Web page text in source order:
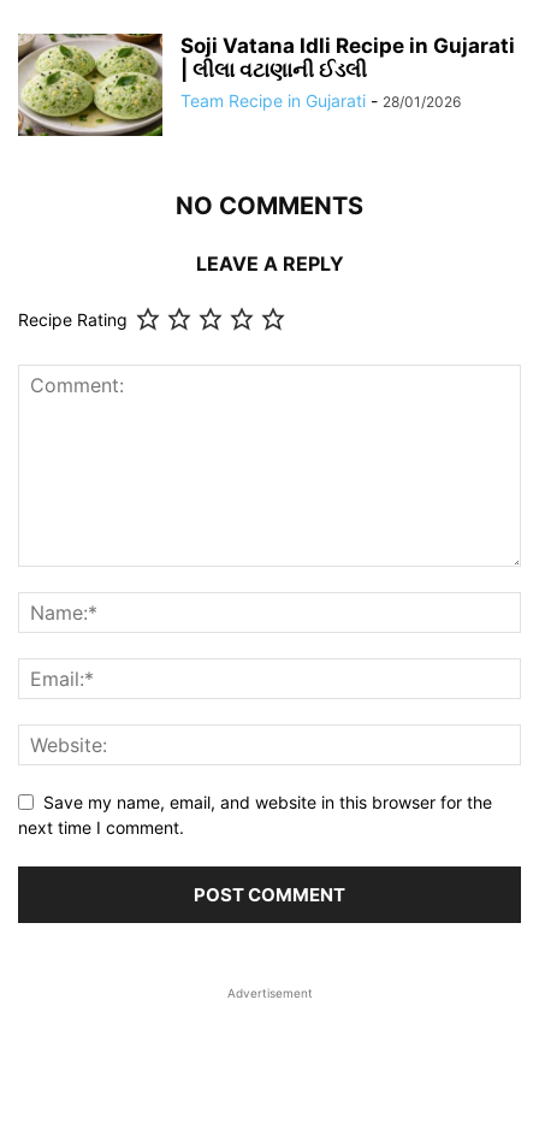
Soji Vatana Idli Recipe in Gujarati
| લીલા વટાણાની ઈડલી
Team Recipe in Gujarati - 28/01/2026
NO COMMENTS
LEAVE A REPLY
Recipe Rating
Save my name, email, and website in this browser for the
next time I comment.
Advertisement